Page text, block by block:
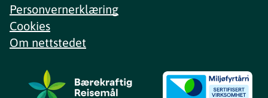
Personvernerklæring
Cookies
Om nettstedet